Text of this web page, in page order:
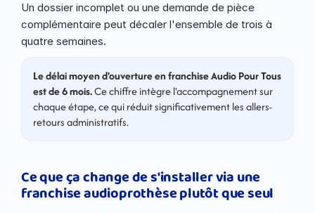
Un dossier incomplet ou une demande de pièce
complémentaire peut décaler l'ensemble de trois à
quatre semaines.
Le délai moyen d'ouverture en franchise Audio Pour Tous
est de 6 mois. Ce chiffre intègre l'accompagnement sur
chaque étape, ce qui réduit significativement les allers-
retours administratifs.
Ce que ça change de s'installer via une
franchise audioprothèse plutôt que seul